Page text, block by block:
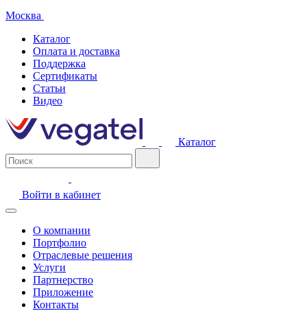
Москва
Каталог
Оплата и доставка
Поддержка
Сертификаты
Статьи
Видео
Каталог
Войти в кабинет
О компании
Портфолио
Отраслевые решения
Услуги
Партнерство
Приложение
Контакты